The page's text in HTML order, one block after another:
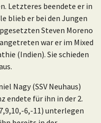
Letzteres beendete er in
blieb er bei den Jungen
Steven Moreno
war er im Mixed
(Indien). Sie schieden
Nagy (SSV Neuhaus)
endete für ihn in der 2.
6,-11) unterlegen